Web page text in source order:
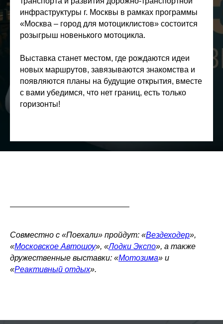
инфраструктуры г. Москвы в рамках программы
«Москва – город для мотоциклистов» состоится
розыгрыш новенького мотоцикла.
Выставка станет местом, где рождаются идеи
новых маршрутов, завязываются знакомства и
появляются планы на будущие открытия, вместе
с вами убедимся, что нет границ, есть только
горизонты!
Совместно с «Поехали» пройдут: «Вездеходер»,
«Московское Автошоу», «Лодки Экспо», а также
дружественные выставки: «Мотозима» и
«Реактивный отдых».